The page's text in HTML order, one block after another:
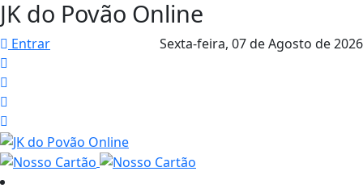
JK do Povão Online
Entrar Sexta-feira, 07 de Agosto de 2026